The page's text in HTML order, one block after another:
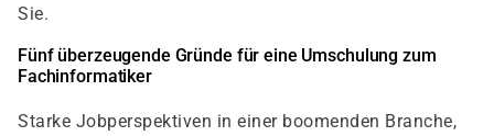
Sie.
Fünf überzeugende Gründe für eine Umschulung zum
Fachinformatiker
Starke Jobperspektiven in einer boomenden Branche,